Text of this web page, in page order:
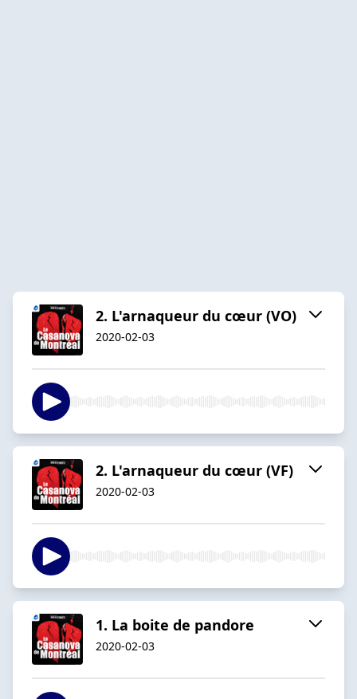
2. L'arnaqueur du cœur (VO)
2020-02-03
2. L'arnaqueur du cœur (VF)
2020-02-03
1. La boite de pandore
2020-02-03